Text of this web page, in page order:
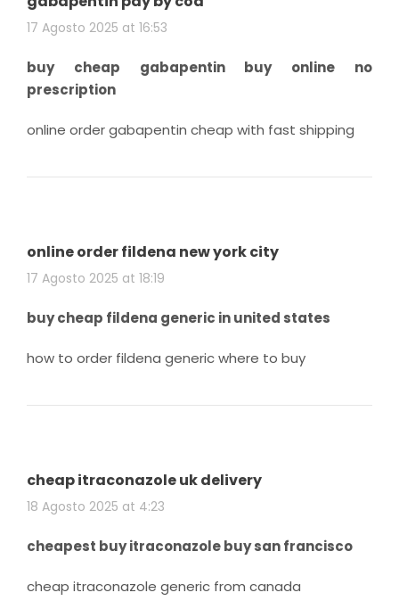
17 Agosto 2025 at 16:53
buy cheap gabapentin buy online no
prescription
online order gabapentin cheap with fast shipping
online order fildena new york city
17 Agosto 2025 at 18:19
buy cheap fildena generic in united states
how to order fildena generic where to buy
cheap itraconazole uk delivery
18 Agosto 2025 at 4:23
cheapest buy itraconazole buy san francisco
cheap itraconazole generic from canada